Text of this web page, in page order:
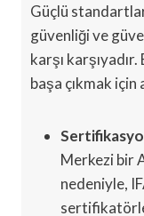
Güçlü
güvenliği ve
karşı
başa çıkmak için
Merkezi bir
nedeniyle,